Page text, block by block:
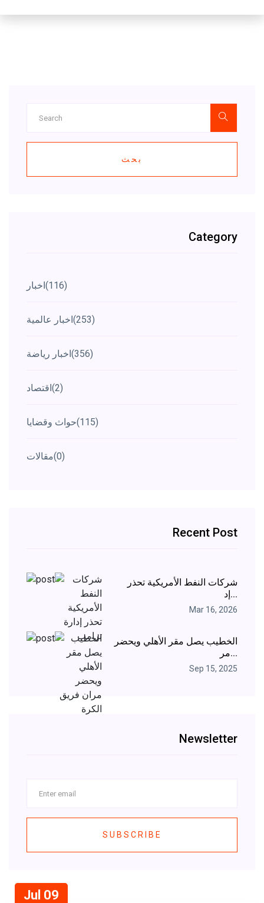
بحث
Category
اخبار(116)
اخبار عالمية(253)
اخبار رياضة(356)
اقتصاد(2)
حواث وقضايا(115)
مقالات(0)
Recent Post
شركات النفط الأمريكية تحذر
إد...
Mar 16, 2026
الخطيب يصل مقر الأهلي ويحضر
مر...
Sep 15, 2025
Newsletter
SUBSCRIBE
Jul 09